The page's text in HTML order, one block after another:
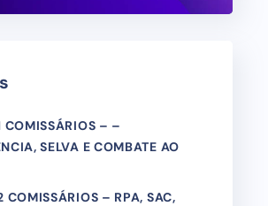
COMISSÁRIOS – –
SELVA E COMBATE AO
COMISSÁRIOS – RPA, SAC,